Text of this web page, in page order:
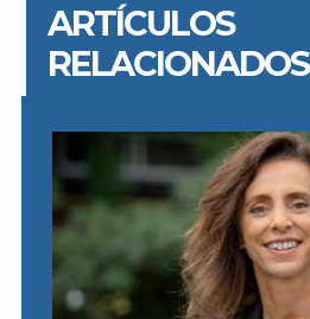
ARTÍCULOS
RELACIONADOS